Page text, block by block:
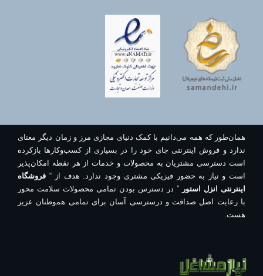
همان‌طور که همه می‌دانیم با کمک دنیای مجازی مرز و زمان دیگر معنای
ندارد و فروش اینترنتی جای خود را در بسیاری از کسب‌وکارها بازکرده
است دسترسی مشتریان به محصولات و خدمات از هر نقطه امکان‌پذیر
است و نیاز به حضور فیزیکی مشتری وجود ندارد. هدف از “ فروشگاه
اینترنتی انزل استور” در دسترس بودن تمامی محصولات سلامت محور
با رعایت اصل صداقت و درسترسی آسان برای تمامی هموطنان عزیز
هست.